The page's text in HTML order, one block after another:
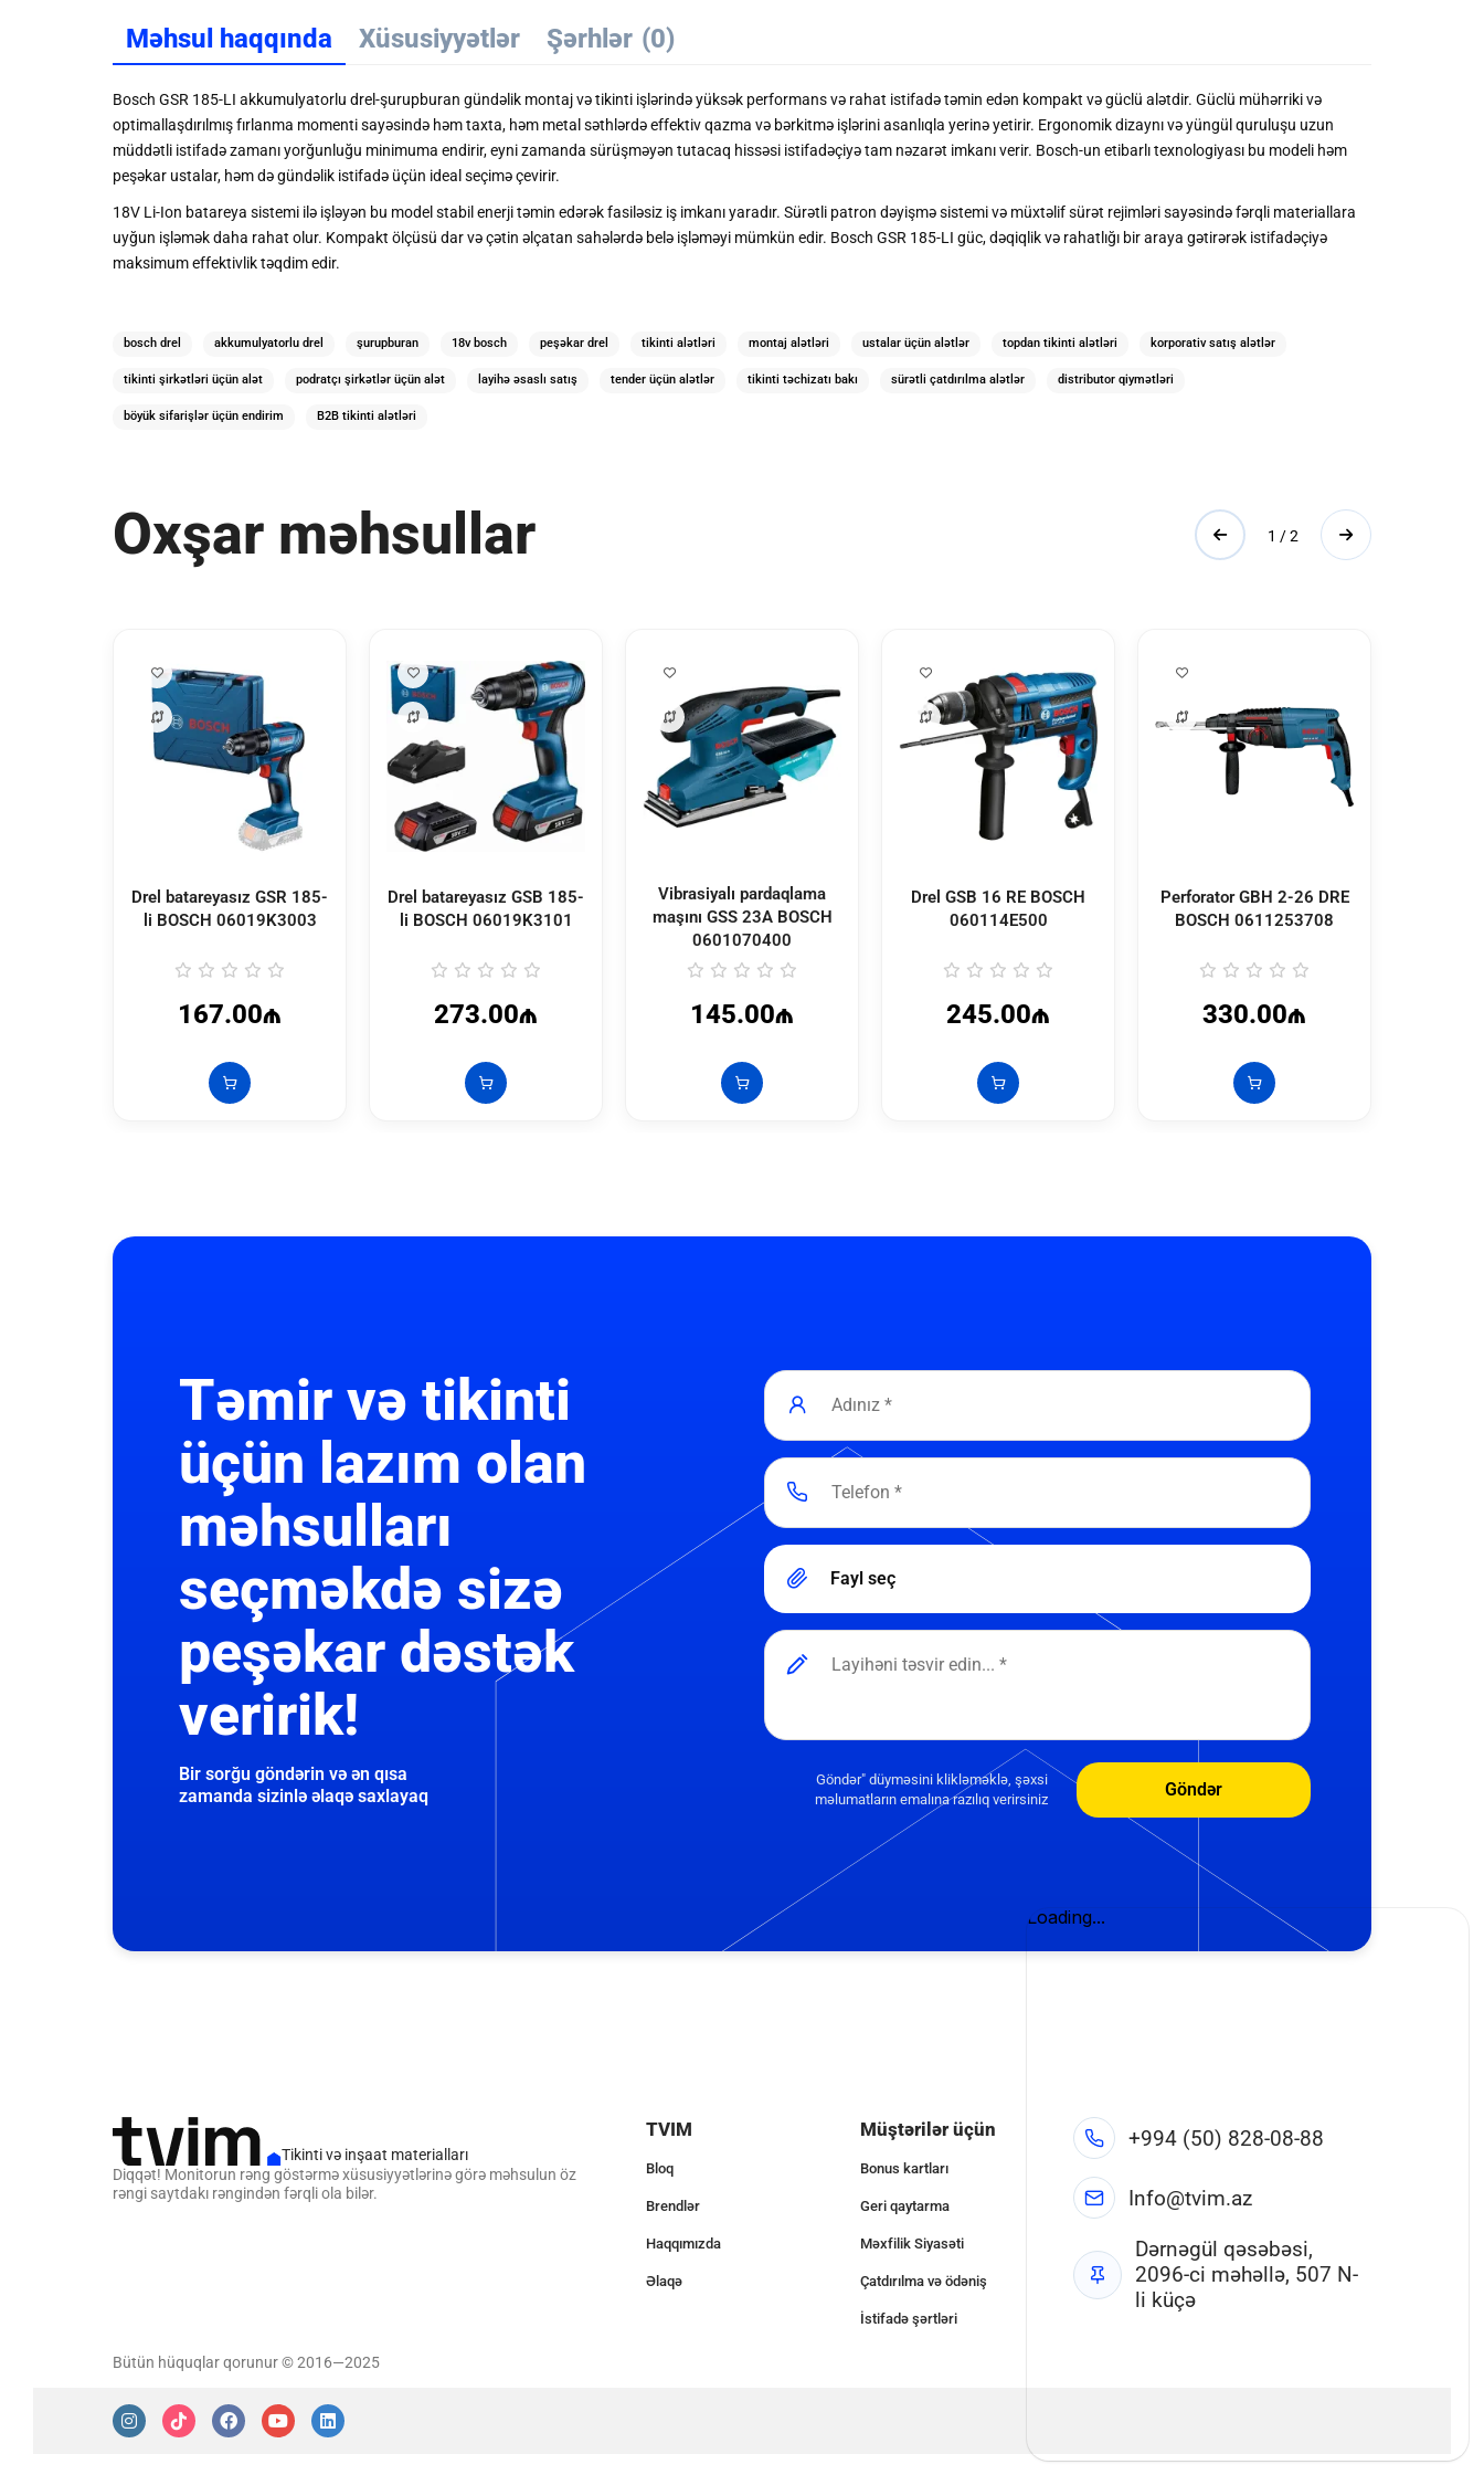
Məhsul haqqında Xüsusiyyətlər Şərhlər (0)
Bosch GSR 185-LI akkumulyatorlu drel-şurupburan gündəlik montaj və tikinti işlərində yüksək performans və rahat istifadə təmin edən kompakt və güclü alətdir. Güclü mühərriki və
optimallaşdırılmış fırlanma momenti sayəsində həm taxta, həm metal səthlərdə effektiv qazma və bərkitmə işlərini asanlıqla yerinə yetirir. Ergonomik dizaynı və yüngül quruluşu uzun
müddətli istifadə zamanı yorğunluğu minimuma endirir, eyni zamanda sürüşməyən tutacaq hissəsi istifadəçiyə tam nəzarət imkanı verir. Bosch-un etibarlı texnologiyası bu modeli həm
peşəkar ustalar, həm də gündəlik istifadə üçün ideal seçimə çevirir.
18V Li-Ion batareya sistemi ilə işləyən bu model stabil enerji təmin edərək fasiləsiz iş imkanı yaradır. Sürətli patron dəyişmə sistemi və müxtəlif sürət rejimləri sayəsində fərqli materiallara
uyğun işləmək daha rahat olur. Kompakt ölçüsü dar və çətin əlçatan sahələrdə belə işləməyi mümkün edir. Bosch GSR 185-LI güc, dəqiqlik və rahatlığı bir araya gətirərək istifadəçiyə
maksimum effektivlik təqdim edir.
bosch drel akkumulyatorlu drel şurupburan 18v bosch peşəkar drel tikinti alətləri montaj alətləri ustalar üçün alətlər topdan tikinti alətləri korporativ satış alətlər
tikinti şirkətləri üçün alət podratçı şirkətlər üçün alət layihə əsaslı satış tender üçün alətlər tikinti təchizatı bakı sürətli çatdırılma alətlər distributor qiymətləri
böyük sifarişlər üçün endirim B2B tikinti alətləri
Oxşar məhsullar
Drel batareyasız GSR 185-
li BOSCH 06019K3003
167.00₼
Drel batareyasız GSB 185-
li BOSCH 06019K3101
273.00₼
Vibrasiyalı pardaqlama
maşını GSS 23A BOSCH
0601070400
145.00₼
Drel GSB 16 RE BOSCH
060114E500
245.00₼
Perforator GBH 2-26 DRE
BOSCH 0611253708
330.00₼
1 / 2
Təmir və tikinti
üçün lazım olan
məhsulları
seçməkdə sizə
peşəkar dəstək
veririk!
Bir sorğu göndərin və ən qısa
zamanda sizinlə əlaqə saxlayaq
Fayl seç
Göndər" düyməsini klikləməklə, şəxsi
məlumatların emalına razılıq verirsiniz
Göndər
Tikinti və inşaat materialları
Diqqət! Monitorun rəng göstərmə xüsusiyyətlərinə görə məhsulun öz
rəngi saytdakı rəngindən fərqli ola bilər.
TVIM
Bloq
Brendlər
Haqqımızda
Əlaqə
Müştərilər üçün
Bonus kartları
Geri qaytarma
Məxfilik Siyasəti
Çatdırılma və ödəniş
İstifadə şərtləri
+994 (50) 828-08-88
Info@tvim.az
Dərnəgül qəsəbəsi,
2096-ci məhəllə, 507 N-
li küçə
Bütün hüquqlar qorunur © 2016—2025